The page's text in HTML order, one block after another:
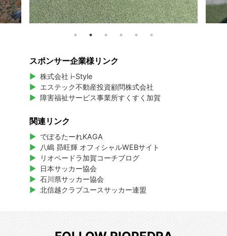
スポンサー企業様リンク
株式会社 i-Style
エステック不動産投資顧問株式会社
障害福祉サービス事業所すくすく加賀
関連リンク
でぽるたーれKAGA
八嶋 昴旺輝 オフィシャルWEBサイト
リオペードラ加賀コーチブログ
日本サッカー協会
石川県サッカー協会
北信越クラブユースサッカー連盟